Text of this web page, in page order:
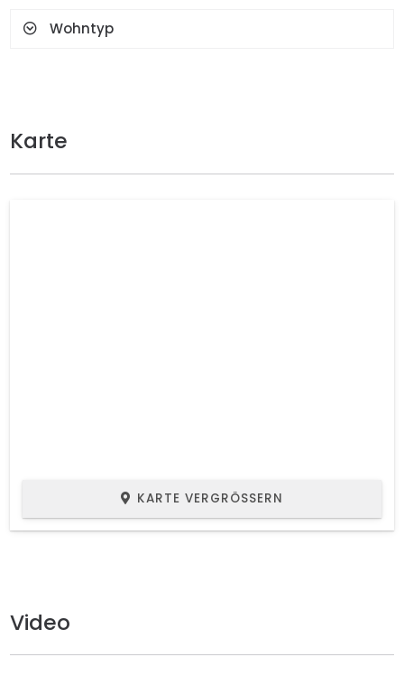
Wohntyp
Karte
KARTE VERGRÖSSERN
Video